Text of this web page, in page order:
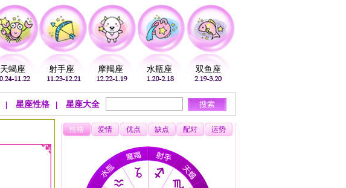
天蝎座 射手座 摩羯座 水瓶座 双鱼座
星座性格 星座大全
性格 爱情 优点 缺点 配对 运势